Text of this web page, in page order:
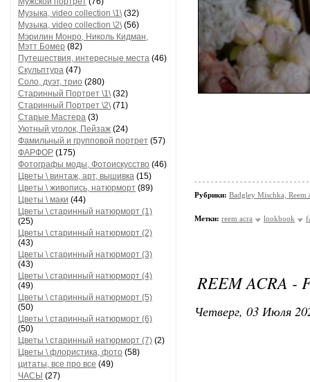
Музыка, video collection \1\(32)
Музыка, video collection \2\(56)
Мэрилин Монро, Николь Кидман,
Мэтт Бомер (82)
Путешествия, интересные места (46)
Скульптура (47)
Соло, дуэт, трио (280)
Старинный Портрет \1\(32)
Старинный Портрет \2\(71)
Старые Мастера (3)
Уютный уголок, Пейзаж (24)
Фамильный и групповой портрет (57)
ФАРФОР (175)
Фотографы моды, Фотоискусство (46)
Цветы \ винтаж, арт, вышивка (15)
Цветы \ живопись, натюрморт (89)
Цветы \ маки (44)
Цветы \ старинный натюрморт (1)
(25)
Цветы \ старинный натюрморт (2)
(43)
Цветы \ старинный натюрморт (3)
(43)
Цветы \ старинный натюрморт (4)
(49)
Цветы \ старинный натюрморт (5)
(50)
Цветы \ старинный натюрморт (6)
(50)
Цветы \ старинный натюрморт (7) (2)
Цветы \ флористика, фото (58)
цитаты, все про все (49)
ЧАСЫ (27)
Рубрики: Badgley Mischka, Reem
Метки: reem acra lookbook
REEM ACRA -
Четверг, 03 Июля